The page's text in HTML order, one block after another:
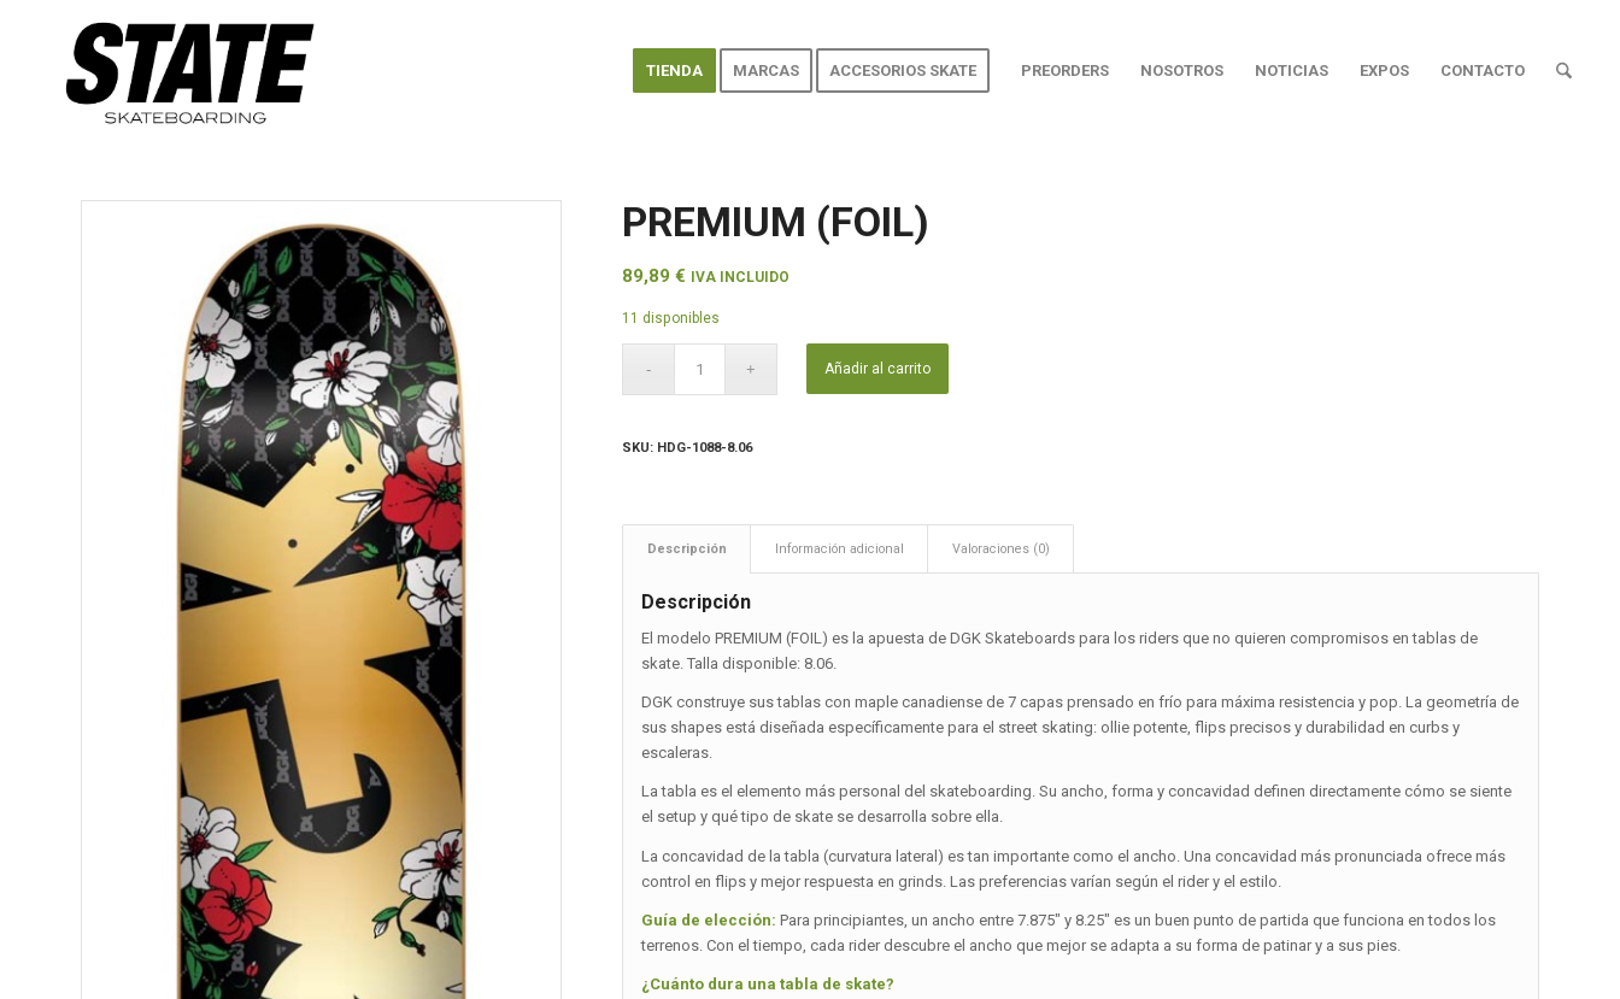
TIENDA MARCAS ACCESORIOS SKATE PREORDERS NOSOTROS NOTICIAS EXPOS CONTACTO
PREMIUM (FOIL)
89,89€ IVA INCLUIDO
11 disponibles
Añadir al carrito
SKU: HDG-1088-8.06
Descripción Información adicional Valoraciones (0)
Descripción
El modelo PREMIUM (FOIL) es la apuesta de DGK Skateboards para los riders que no quieren compromisos en tablas de
skate. Talla disponible: 8.06.
DGK construye sus tablas con maple canadiense de 7 capas prensado en frío para máxima resistencia y pop. La geometría de
sus shapes está diseñada específicamente para el street skating: ollie potente, flips precisos y durabilidad en curbs y
escaleras.
La tabla es el elemento más personal del skateboarding. Su ancho, forma y concavidad definen directamente cómo se siente
el setup y qué tipo de skate se desarrolla sobre ella.
La concavidad de la tabla (curvatura lateral) es tan importante como el ancho. Una concavidad más pronunciada ofrece más
control en flips y mejor respuesta en grinds. Las preferencias varían según el rider y el estilo.
Guía de elección: Para principiantes, un ancho entre 7.875″ y 8.25″ es un buen punto de partida que funciona en todos los
terrenos. Con el tiempo, cada rider descubre el ancho que mejor se adapta a su forma de patinar y a sus pies.
¿Cuánto dura una tabla de skate?